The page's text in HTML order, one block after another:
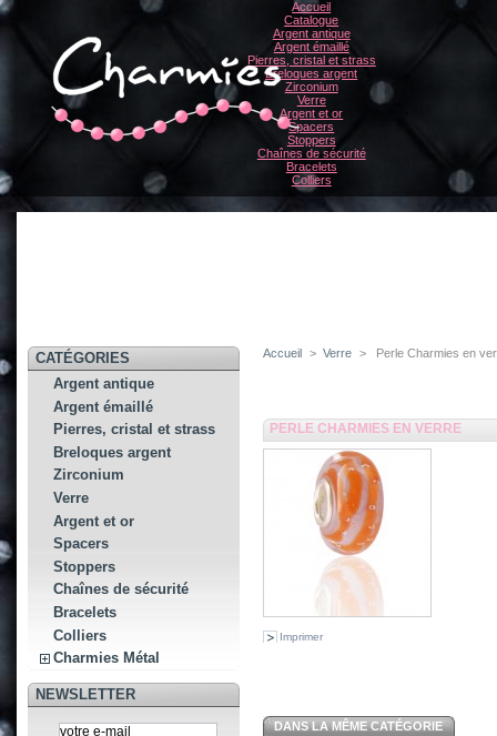
Accueil
Catalogue
Argent antique
Argent émaillé
Pierres, cristal et strass
Breloques argent
Zirconium
Verre
Argent et or
Spacers
Stoppers
Chaînes de sécurité
Bracelets
Colliers
CATÉGORIES
Argent antique
Argent émaillé
Pierres, cristal et strass
Breloques argent
Zirconium
Verre
Argent et or
Spacers
Stoppers
Chaînes de sécurité
Bracelets
Colliers
Charmies Métal
NEWSLETTER
Accueil > Verre > Perle Charmies en
PERLE CHARMIES EN VERRE
Imprimer
DANS LA MÊME CATÉGORIE